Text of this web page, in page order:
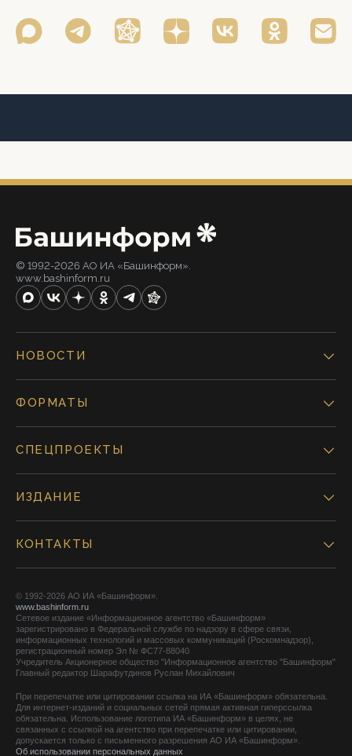
© 1992-2026 АО ИА «Башинформ».
www.bashinform.ru
НОВОСТИ
ФОРМАТЫ
СПЕЦПРОЕКТЫ
ИЗДАНИЕ
КОНТАКТЫ
© 1992-2026 АО ИА «Башинформ».
www.bashinform.ru
Сетевое издание «Информационное агентство «Башинформ»
зарегистрировано в Федеральной службе по надзору в сфере связи,
информационных технологий и массовых коммуникаций (Роскомнадзор),
регистрационный номер Эл № ФС77-88040
Учредитель Акционерное общество "Информационное агентство "Башинформ"
Главный редактор Шарафутдинов Руслан Михайлович
При перепечатке или цитировании ссылка на ИА «Башинформ» обязательна.
Для интернет-изданий и социальных сетей прямая активная гиперссылка
обязательна. Использование логотипа ИА «Башинформ» в целях, не
связанных с ссылкой на агентство при перепечатке или цитировании,
допускается только с письменного разрешения АО ИА «Башинформ».
Об использовании персональных данных